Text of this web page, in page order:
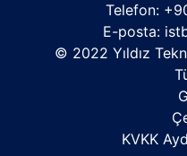
Telefon:
E-posta:
© 2022 Yıldız
KVKK